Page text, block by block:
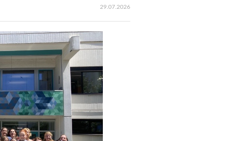
29.07.2026